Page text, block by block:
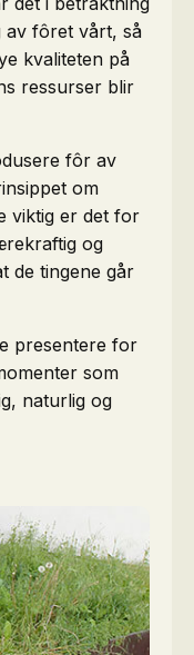
av fôret vårt, så
kvaliteten på
ressurser blir
fôr av
om
viktig er det for
og
de tingene går
presentere for
som
naturlig og